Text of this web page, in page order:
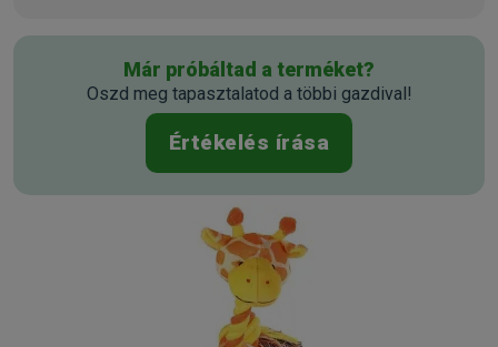
Már próbáltad a terméket?
Oszd meg tapasztalatod a többi gazdival!
Értékelés írása